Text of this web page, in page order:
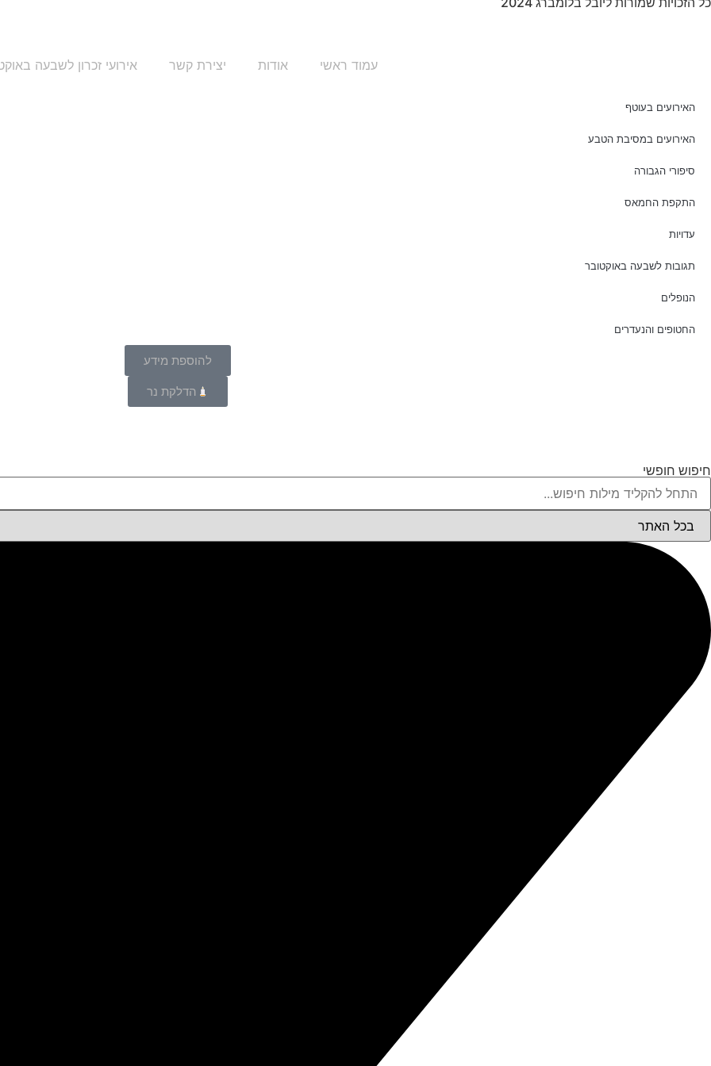
עמוד ראשי אודות יצירת קשר אירועי זכרון לשבעה
האירועים בעוטף
האירועים במסיבת הטבע
סיפורי הגבורה
התקפת החמאס
עדויות
תגובות לשבעה באוקטובר
הנופלים
החטופים והנעדרים
להוספת מידע
הדלקת נר
חיפוש חופשי